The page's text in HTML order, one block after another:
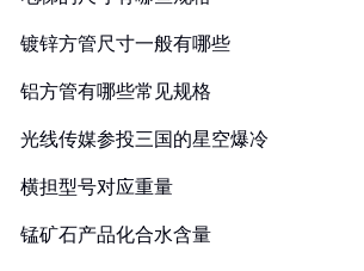
镀锌方管尺寸一般有哪些
铝方管有哪些常见规格
光线传媒参投三国的星空爆冷
横担型号对应重量
锰矿石产品化合水含量